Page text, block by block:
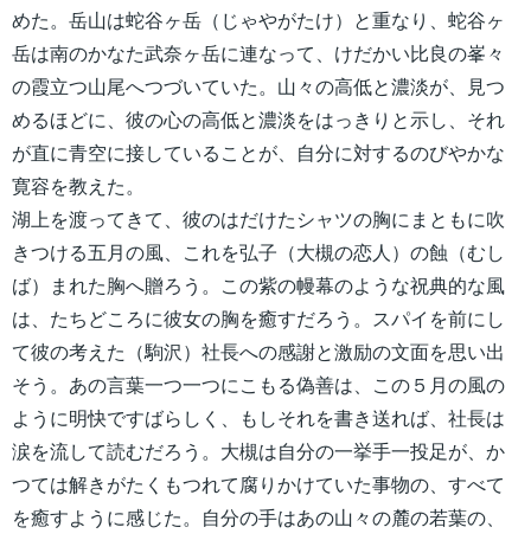
めた。岳山は蛇谷ヶ岳（じゃやがたけ）と重なり、蛇谷ヶ
岳は南のかなた武奈ヶ岳に連なって、けだかい比良の峯々
の霞立つ山尾へつづいていた。山々の高低と濃淡が、見つ
めるほどに、彼の心の高低と濃淡をはっきりと示し、それ
が直に青空に接していることが、自分に対するのびやかな
寛容を教えた。
湖上を渡ってきて、彼のはだけたシャツの胸にまともに吹
きつける五月の風、これを弘子（大槻の恋人）の蝕（むし
ば）まれた胸へ贈ろう。この紫の幔幕のような祝典的な風
は、たちどころに彼女の胸を癒すだろう。スパイを前にし
て彼の考えた（駒沢）社長への感謝と激励の文面を思い出
そう。あの言葉一つ一つにこもる偽善は、この５月の風の
ように明快ですばらしく、もしそれを書き送れば、社長は
涙を流して読むだろう。大槻は自分の一挙手一投足が、か
つては解きがたくもつれて腐りかけていた事物の、すべて
を癒すように感じた。自分の手はあの山々の麓の若葉の、